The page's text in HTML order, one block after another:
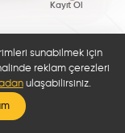
Kayıt Ol
sunabilmek için
reklam çerezleri
ulaşabilirsiniz.